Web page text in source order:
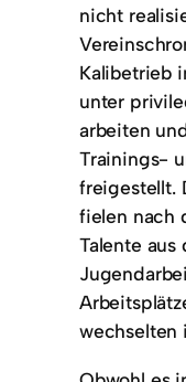
nicht
Kalibetrieb
unter
arbeiten
Trainings-
freigestellt.
fielen nach
Talente
wechselten